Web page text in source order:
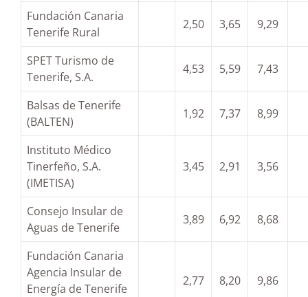
Fundación Canaria
Tenerife Rural
2,50 3,65 9,29
SPET Turismo de
Tenerife, S.A.
4,53 5,59 7,43
Balsas de Tenerife
(BALTEN)
1,92 7,37 8,99
Instituto Médico
Tinerfeño, S.A.
(IMETISA)
3,45 2,91 3,56
Consejo Insular de
Aguas de Tenerife
3,89 6,92 8,68
Fundación Canaria
Agencia Insular de
Energía de Tenerife
2,77 8,20 9,86